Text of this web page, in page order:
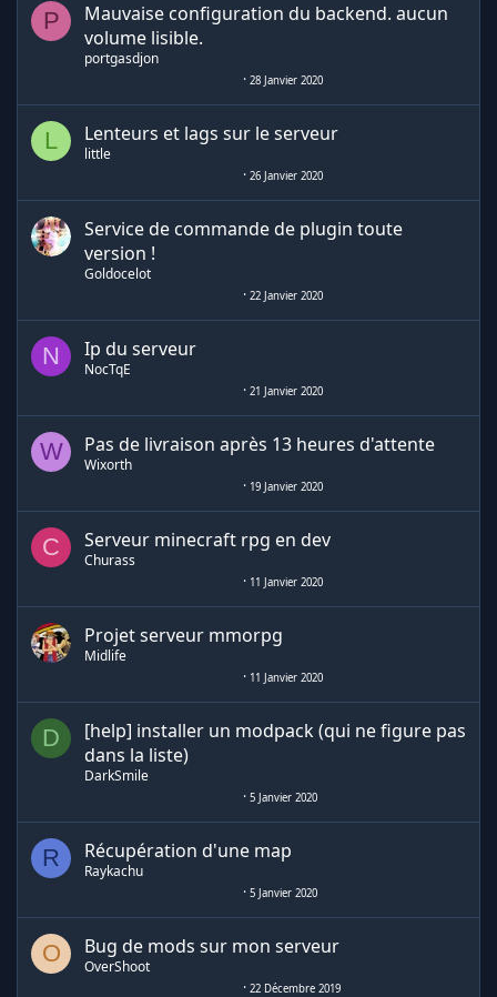
P
Mauvaise configuration du backend. aucun
volume lisible.
portgasdjon
28 Janvier 2020
L Lenteurs et lags sur le serveur
little
26 Janvier 2020
Service de commande de plugin toute
version !
Goldocelot
22 Janvier 2020
N Ip du serveur
NocTqE
21 Janvier 2020
W Pas de livraison après 13 heures d'attente
Wixorth
19 Janvier 2020
C Serveur minecraft rpg en dev
Churass
11 Janvier 2020
Projet serveur mmorpg
Midlife
11 Janvier 2020
D
[help] installer un modpack (qui ne figure pas
dans la liste)
DarkSmile
5 Janvier 2020
R Récupération d'une map
Raykachu
5 Janvier 2020
O Bug de mods sur mon serveur
OverShoot
22 Décembre 2019